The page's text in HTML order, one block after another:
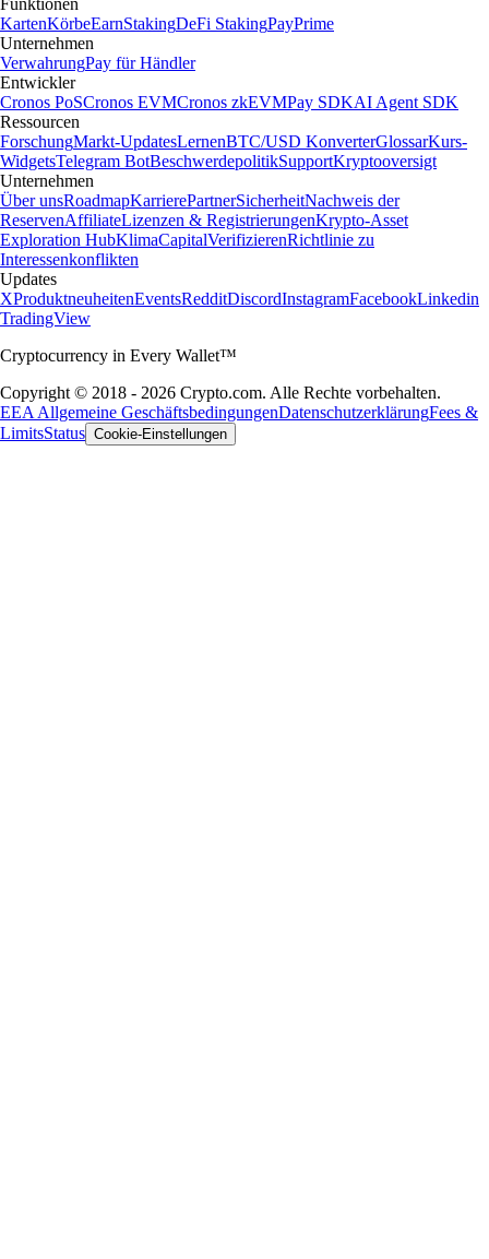
Funktionen
KartenKörbeEarnStakingDeFi StakingPayPrime
Unternehmen
VerwahrungPay für Händler
Entwickler
Cronos PoSCronos EVMCronos zkEVMPay SDKAI Agent SDK
Ressourcen
ForschungMarkt-UpdatesLernenBTC/USD KonverterGlossarKurs-
WidgetsTelegram BotBeschwerdepolitikSupportKryptooversigt
Unternehmen
Über unsRoadmapKarrierePartnerSicherheitNachweis der
ReservenAffiliateLizenzen & RegistrierungenKrypto-Asset
Exploration HubKlimaCapitalVerifizierenRichtlinie zu
Interessenkonflikten
Updates
XProduktneuheitenEventsRedditDiscordInstagramFacebookLinkedin
TradingView
Cryptocurrency in Every Wallet™
Copyright © 2018 - 2026 Crypto.com. Alle Rechte vorbehalten.
EEA Allgemeine GeschäftsbedingungenDatenschutzerklärungFees &
LimitsStatus Cookie-Einstellungen